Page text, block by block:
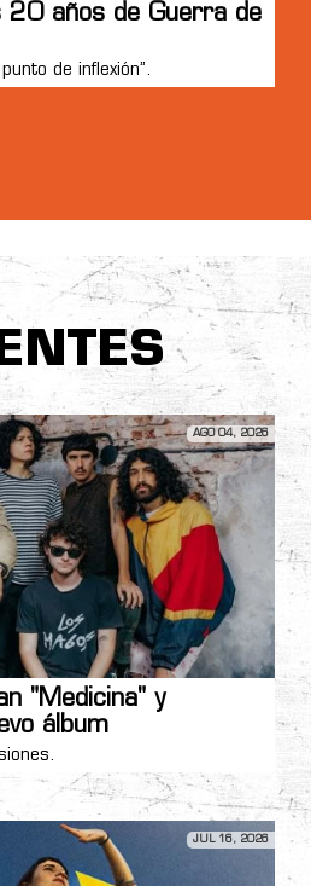
20 años de Guerra de
de inflexión”.
AGO 04, 2026
"Medicina" y
álbum
JUL 16, 2026